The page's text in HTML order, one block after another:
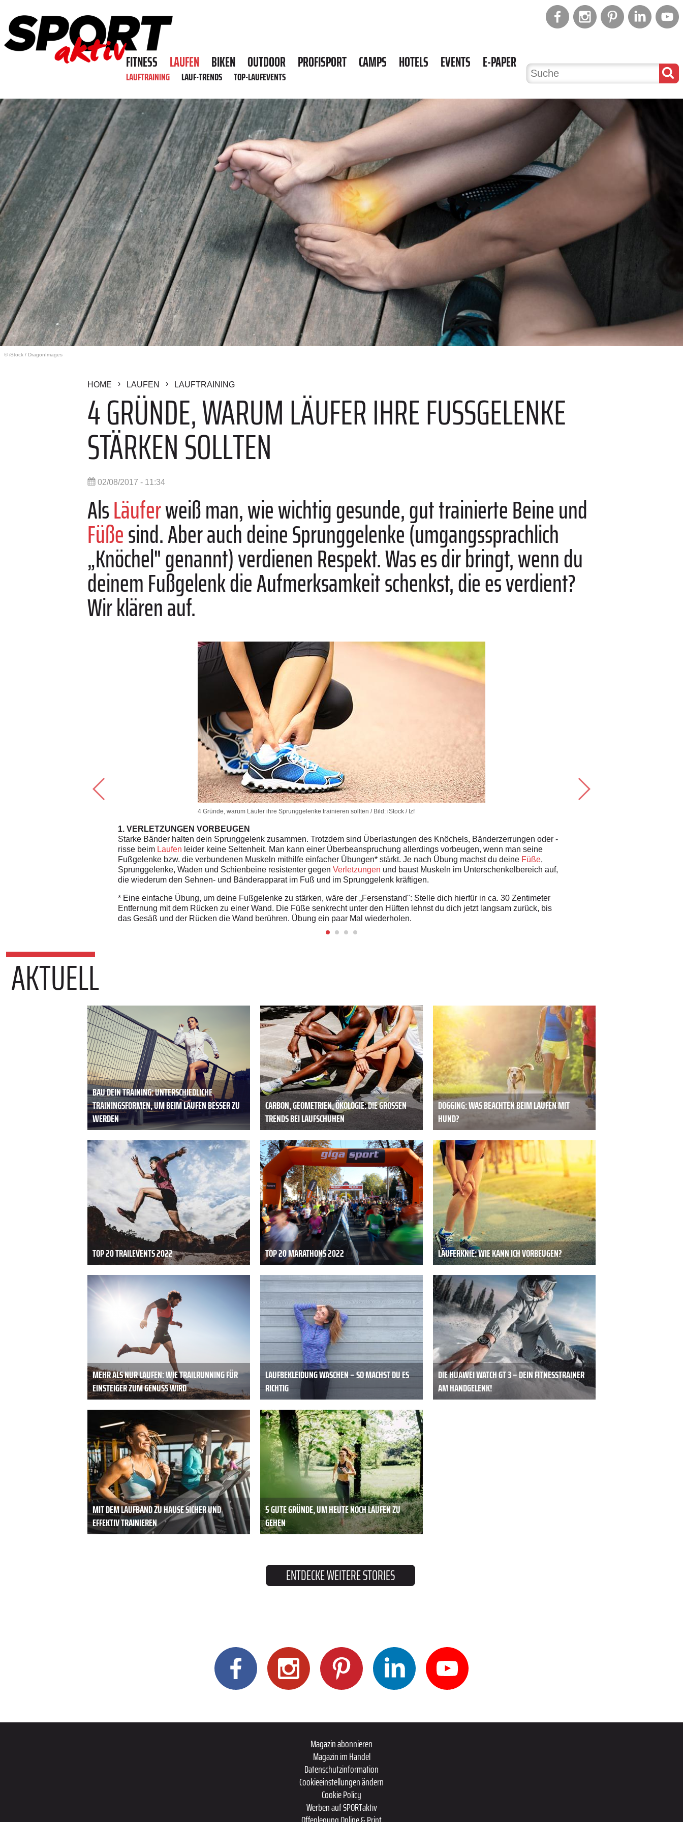
FITNESS LAUFEN BIKEN OUTDOOR PROFISPORT CAMPS HOTELS EVENTS E-PAPER
LAUFTRAINING LAUF-TRENDS TOP-LAUFEVENTS
© iStock / DragonImages
HOME LAUFEN LAUFTRAINING
4 GRÜNDE, WARUM LÄUFER IHRE FUSSGELENKE S
TÄRKEN SOLLTEN
02/08/2017 - 11:34
AlsLäuferweiß man, wie wichtig gesunde, gut trainierte Beine und
Füßesind. Aber auch deine Sprunggelenke (umgangssprachlich
„Knöchel" genannt) verdienen Respekt. Was es dir bringt, wenn du
deinem Fußgelenk die Aufmerksamkeit schenkst, die es verdient?
Wir klären auf.
4 Gründe, warum Läufer ihre Sprunggelenke trainieren sollten / Bild: iStock / Izf
1. VERLETZUNGEN VORBEUGEN
Starke Bänder halten dein Sprunggelenk zusammen. Trotzdem sind Überlastungen des Knöchels, Bänderzerrungen oder -
risse beim Laufen leider keine Seltenheit. Man kann einer Überbeanspruchung allerdings vorbeugen, wenn man seine
Fußgelenke bzw. die verbundenen Muskeln mithilfe einfacher Übungen* stärkt. Je nach Übung machst du deine Füße,
Sprunggelenke, Waden und Schienbeine resistenter gegen Verletzungen und baust Muskeln im Unterschenkelbereich auf,
die wiederum den Sehnen- und Bänderapparat im Fuß und im Sprunggelenk kräftigen.
* Eine einfache Übung, um deine Fußgelenke zu stärken, wäre der „Fersenstand": Stelle dich hierfür in ca. 30 Zentimeter
Entfernung mit dem Rücken zu einer Wand. Die Füße senkrecht unter den Hüften lehnst du dich jetzt langsam zurück, bis
das Gesäß und der Rücken die Wand berühren. Übung ein paar Mal wiederholen.
AKTUELL
BAU DEIN TRAINING: UNTERSCHIEDLICHE
TRAININGSFORMEN, UM BEIM LAUFEN BESSER ZU
WERDEN
CARBON, GEOMETRIEN, ÖKOLOGIE: DIE GROSSEN T
RENDS BEI LAUFSCHUHEN
DOGGING: WAS BEACHTEN BEIM LAUFEN MIT
HUND?
TOP 20 TRAILEVENTS 2022 TOP 20 MARATHONS 2022 LÄUFERKNIE: WIE KANN ICH VORBEUGEN?
MEHR ALS NUR LAUFEN: WIE TRAILRUNNING FÜR
EINSTEIGER ZUM GENUSS WIRD
LAUFBEKLEIDUNG WASCHEN – SO MACHST DU ES
RICHTIG
DIE HUAWEI WATCH GT 3 – DEIN FITNESSTRAINER
AM HANDGELENK!
MIT DEM LAUFBAND ZU HAUSE SICHER UND
EFFEKTIV TRAINIEREN
5 GUTE GRÜNDE, UM HEUTE NOCH LAUFEN ZU
GEHEN
ENTDECKE WEITERE STORIES
Magazin abonnieren
Magazin im Handel
Datenschutzinformation
Cookieeinstellungen ändern
Cookie Policy
Werben auf SPORTaktiv